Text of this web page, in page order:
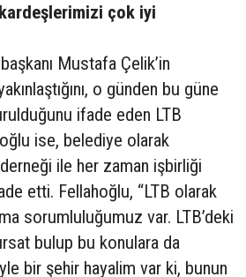
çok iyi
Mustafa Çelik’in
o günden bu güne
ifade eden LTB
ise, belediye olarak
ile her zaman işbirliği
etti. Fellahoğlu, “LTB olarak
sorumluluğumuz var. LTB’deki
bulup bu konulara da
bir şehir hayalim var ki, bunun